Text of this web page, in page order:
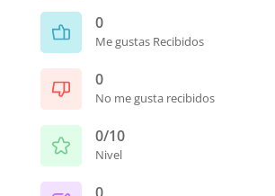
0
Me gustas Recibidos
0
No me gusta recibidos
0/10
Nivel
0